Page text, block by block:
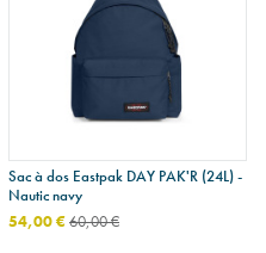
Sac à dos Eastpak DAY PAK'R (24L) -
Nautic navy
54,00 €60,00 €